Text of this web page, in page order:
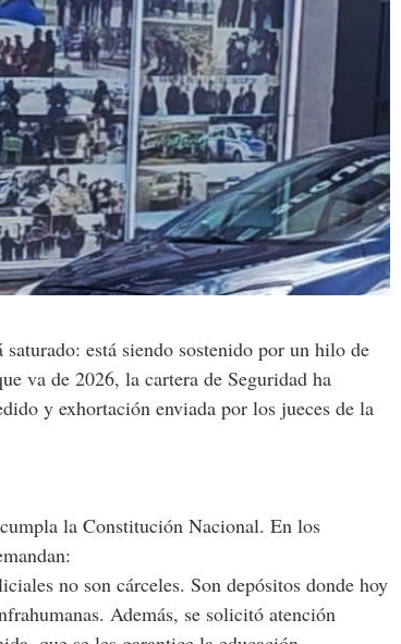
va de 2026, la cartera de Seguridad ha
y exhortación enviada por los jueces de la
la Constitución Nacional. En los
no son cárceles. Son depósitos donde hoy
Además, se solicitó atención